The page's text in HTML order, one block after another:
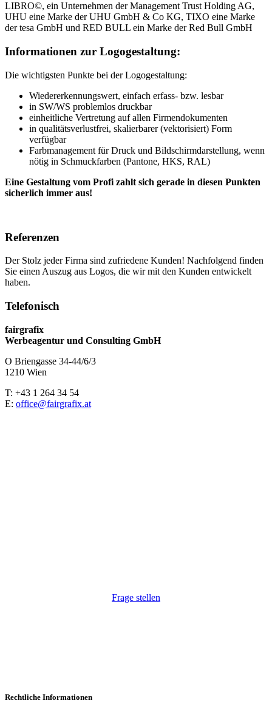
LIBRO©, ein Unternehmen der Management Trust Holding AG,
UHU eine Marke der UHU GmbH & Co KG, TIXO eine Marke
der tesa GmbH und RED BULL ein Marke der Red Bull GmbH
Informationen zur Logogestaltung:
Die wichtigsten Punkte bei der Logogestaltung:
Wiedererkennungswert, einfach erfass- bzw. lesbar
in SW/WS problemlos druckbar
einheitliche Vertretung auf allen Firmendokumenten
in qualitätsverlustfrei, skalierbarer (vektorisiert) Form
verfügbar
Farbmanagement für Druck und Bildschirmdarstellung, wenn
nötig in Schmuckfarben (Pantone, HKS, RAL)
Eine Gestaltung vom Profi zahlt sich gerade in diesen Punkten
sicherlich immer aus!
Referenzen
Der Stolz jeder Firma sind zufriedene Kunden! Nachfolgend finden
Sie einen Auszug aus Logos, die wir mit den Kunden entwickelt
haben.
Telefonisch
fairgrafix
Werbeagentur und Consulting GmbH
O Briengasse 34-44/6/3
1210 Wien
T: +43 1 264 34 54
E: office@fairgrafix.at
Frage stellen
Rechtliche Informationen